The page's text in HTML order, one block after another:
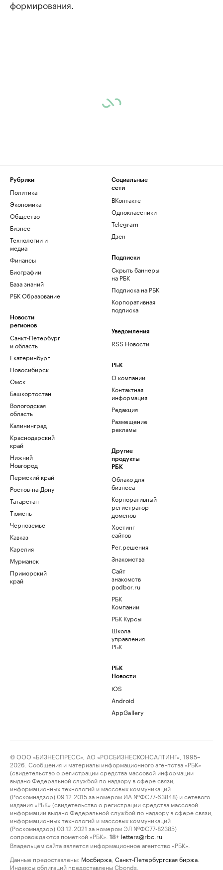
формирования.
Рубрики
Политика
Экономика
Общество
Бизнес
Технологии и
медиа
Финансы
Биографии
База знаний
РБК Образование
Новости
регионов
Санкт-Петербург
и область
Екатеринбург
Новосибирск
Омск
Башкортостан
Вологодская
область
Калининград
Краснодарский
край
Нижний
Новгород
Пермский край
Ростов-на-Дону
Татарстан
Тюмень
Черноземье
Кавказ
Карелия
Мурманск
Приморский
край
Социальные
сети
ВКонтакте
Одноклассники
Telegram
Дзен
Подписки
Скрыть баннеры
на РБК
Подписка на РБК
Корпоративная
подписка
Уведомления
RSS Новости
РБК
О компании
Контактная
информация
Редакция
Размещение
рекламы
Другие
продукты
РБК
Облако для
бизнеса
Корпоративный
регистратор
доменов
Хостинг
сайтов
Рег.решения
Знакомства
Сайт
знакомств
podbor.ru
РБК
Компании
РБК Курсы
Школа
управления
РБК
РБК
Новости
iOS
Android
AppGallery
© ООО «БИЗНЕСПРЕСС», АО «РОСБИЗНЕСКОНСАЛТИНГ», 1995–
2026. Сообщения и материалы информационного агентства «РБК»
(свидетельство о регистрации средства массовой информации
выдано Федеральной службой по надзору в сфере связи,
информационных технологий и массовых коммуникаций
(Роскомнадзор) 09.12.2015 за номером ИА №ФС77-63848) и сетевого
издания «РБК» (свидетельство о регистрации средства массовой
информации выдано Федеральной службой по надзору в сфере связи,
информационных технологий и массовых коммуникаций
(Роскомнадзор) 03.12.2021 за номером ЭЛ №ФС77-82385)
сопровождаются пометкой «РБК».
18+ letters@rbc.ru
Владельцем сайта является информационное агентство «РБК».
Данные предоставлены: Мосбиржа Санкт-Петербургская биржа
Индексы облигаций предоставлены Cbonds.